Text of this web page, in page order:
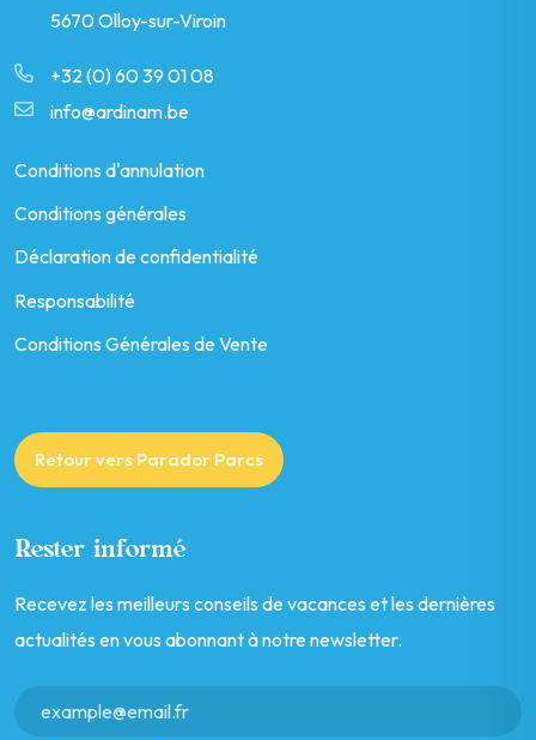
5670 Olloy-sur-Viroin
+32 (0) 60 39 01 08
info@ardinam.be
Conditions d'annulation
Conditions générales
Déclaration de confidentialité
Responsabilité
Conditions Générales de Vente
Retour vers Parador Parcs
Rester informé
Recevez les meilleurs conseils de vacances et les dernières
actualités en vous abonnant à notre newsletter.